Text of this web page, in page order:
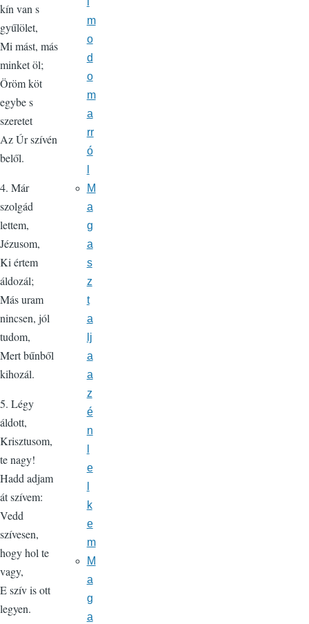
kín van s
gyűlölet,
Mi mást, más
minket öl;
Öröm köt
egybe s
szeretet
Az Úr szívén
belől.
4. Már
szolgád
lettem,
Jézusom,
Ki értem
áldozál;
Más uram
nincsen, jól
tudom,
Mert bűnből
kihozál.
5. Légy
áldott,
Krisztusom,
te nagy!
Hadd adjam
át szívem:
Vedd
szívesen,
hogy hol te
vagy,
E szív is ott
legyen.
m
o
d
o
m
a
rr
ó
M
a
g
a
s
z
t
a
lj
a
a
z
é
n
e
k
e
m
M
a
g
a